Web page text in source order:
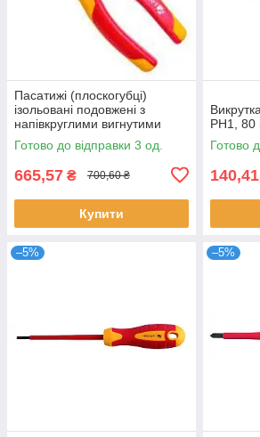
Пасатижі (плоскогубці)
ізольовані подовжені з
напівкруглими вигнутими
губками,1000V Hoegert
Готово до відправки 3 од.
665,57 ₴ 700,60 ₴
Купити
PH1,
Готово
140,41
–5% –5%